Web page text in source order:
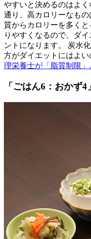
やすいと決めるのはよ
通り、高カロリーなも
質からカロリーを多く
りやすくなるので、ダ
ントになります。 炭水
方がダイエットにはよい
理栄養士が「脂質制限
「ごはん6：おかず